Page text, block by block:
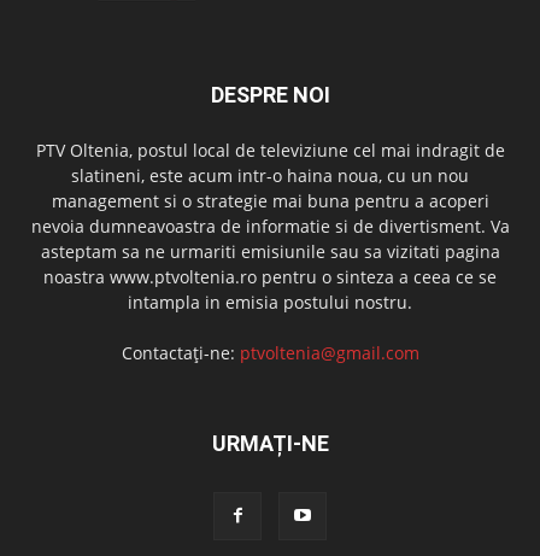
DESPRE NOI
PTV Oltenia, postul local de televiziune cel mai indragit de
slatineni, este acum intr-o haina noua, cu un nou
management si o strategie mai buna pentru a acoperi
nevoia dumneavoastra de informatie si de divertisment. Va
asteptam sa ne urmariti emisiunile sau sa vizitati pagina
noastra www.ptvoltenia.ro pentru o sinteza a ceea ce se
intampla in emisia postului nostru.
Contactați-ne: ptvoltenia@gmail.com
URMAȚI-NE